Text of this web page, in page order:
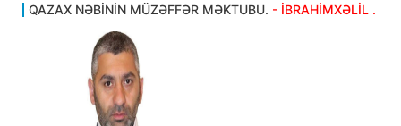
QAZAX NƏBİNİN MÜZƏFFƏR MƏKTUBU. - İBRAHİMXƏLİL .